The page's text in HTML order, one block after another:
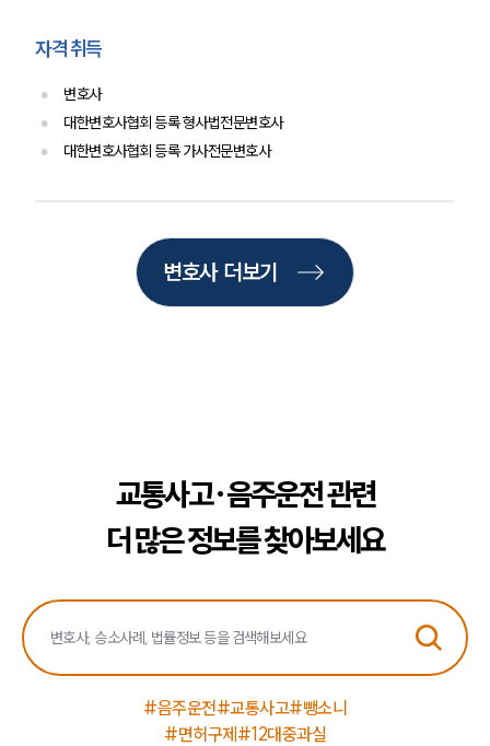
언론보도
공지사항
세미나
대륜법률상담예약
자격 취득
변호사
대한변호사협회 등록 형사법전문변호사
대한변호사협회 등록 가사전문변호사
변호사 더보기
교통사고·음주운전 관련
더 많은 정보를 찾아보세요
#음주운전#교통사고#뺑소니
#면허구제 #12대중과실